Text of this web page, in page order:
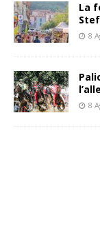
La
8
8